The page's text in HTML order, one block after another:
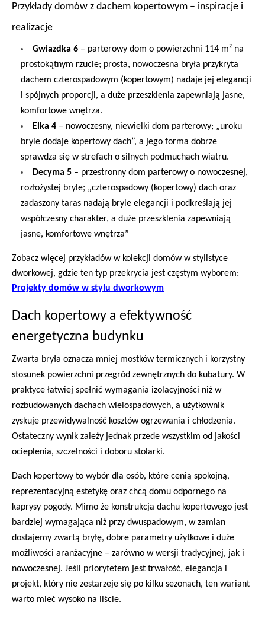
Przykłady domów z dachem kopertowym – inspiracje i
realizacje
Gwiazdka 6 – parterowy dom o powierzchni 114 m² na
prostokątnym rzucie; prosta, nowoczesna bryła przykryta
dachem czterospadowym (kopertowym) nadaje jej elegancji
i spójnych proporcji, a duże przeszklenia zapewniają jasne,
komfortowe wnętrza.
Elka 4 – nowoczesny, niewielki dom parterowy; „uroku
bryle dodaje kopertowy dach”, a jego forma dobrze
sprawdza się w strefach o silnych podmuchach wiatru.
Decyma 5 – przestronny dom parterowy o nowoczesnej,
rozłożystej bryle; „czterospadowy (kopertowy) dach oraz
zadaszony taras nadają bryle elegancji i podkreślają jej
współczesny charakter, a duże przeszklenia zapewniają
jasne, komfortowe wnętrza”
Zobacz więcej przykładów w kolekcji domów w stylistyce
dworkowej, gdzie ten typ przekrycia jest częstym wyborem:
Projekty domów w stylu dworkowym
Dach kopertowy a efektywność
energetyczna budynku
Zwarta bryła oznacza mniej mostków termicznych i korzystny
stosunek powierzchni przegród zewnętrznych do kubatury. W
praktyce łatwiej spełnić wymagania izolacyjności niż w
rozbudowanych dachach wielospadowych, a użytkownik
zyskuje przewidywalność kosztów ogrzewania i chłodzenia.
Ostateczny wynik zależy jednak przede wszystkim od jakości
ocieplenia, szczelności i doboru stolarki.
Dach kopertowy to wybór dla osób, które cenią spokojną,
reprezentacyjną estetykę oraz chcą domu odpornego na
kaprysy pogody. Mimo że konstrukcja dachu kopertowego jest
bardziej wymagająca niż przy dwuspadowym, w zamian
dostajemy zwartą bryłę, dobre parametry użytkowe i duże
możliwości aranżacyjne – zarówno w wersji tradycyjnej, jak i
nowoczesnej. Jeśli priorytetem jest trwałość, elegancja i
projekt, który nie zestarzeje się po kilku sezonach, ten wariant
warto mieć wysoko na liście.